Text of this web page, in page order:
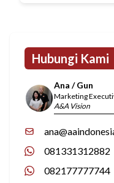
Hubungi Kami
Ana / Gun
Marketing
A&A Vision
081331312882
082177777744